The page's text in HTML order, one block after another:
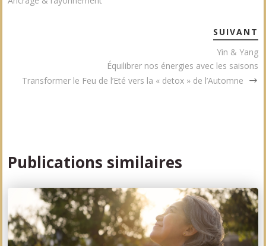
SUIVANT
Yin & Yang
Équilibrer nos énergies avec les saisons
Transformer le Feu de l’Eté vers la « detox » de l’Automne
Publications similaires